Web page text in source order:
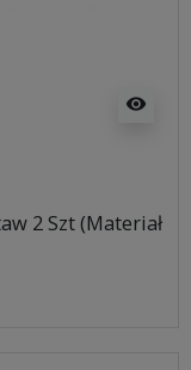
visibility
2 Szt (Materiał